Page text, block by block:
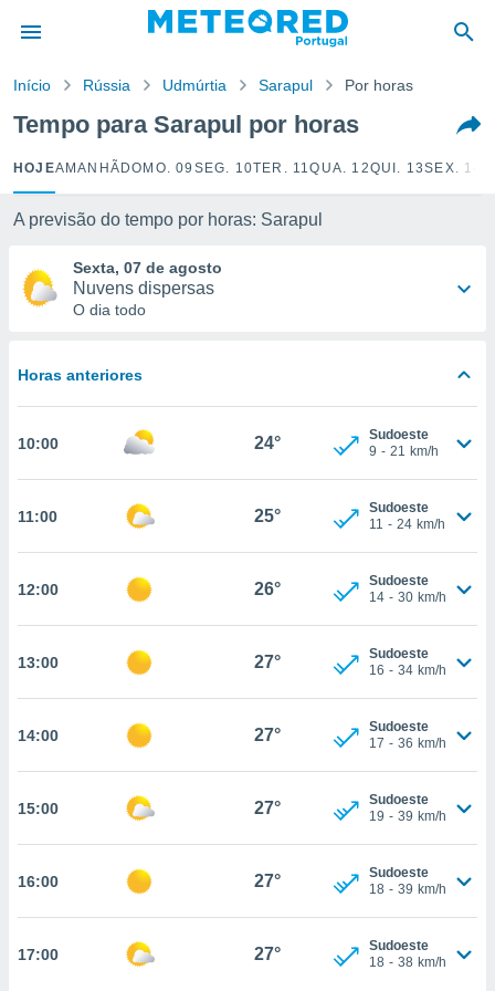
da
foi
as
fornecidas
ou
permite-
a
todos os
no
um perfil
e
CONFIGURAÇÕES
Início Rússia Udmúrtia Sarapul Por horas
Tempo para Sarapul por horas
HOJEAMANHÃ DOMO. 09 SEG. 10TER. 11QUA. 12QUI. 13SEX. 14
A previsão do tempo por horas: Sarapul
Sexta, 07 de agosto
Nuvens dispersas
O dia todo
Horas anteriores
10:00 24°
Sudoeste
9 - 21 km/h
11:00 25°
Sudoeste
11 - 24 km/h
12:00 26°
Sudoeste
14 - 30 km/h
13:00 27°
Sudoeste
16 - 34 km/h
14:00 27°
Sudoeste
17 - 36 km/h
15:00 27°
Sudoeste
19 - 39 km/h
16:00 27°
Sudoeste
18 - 39 km/h
17:00 27°
Sudoeste
18 - 38 km/h